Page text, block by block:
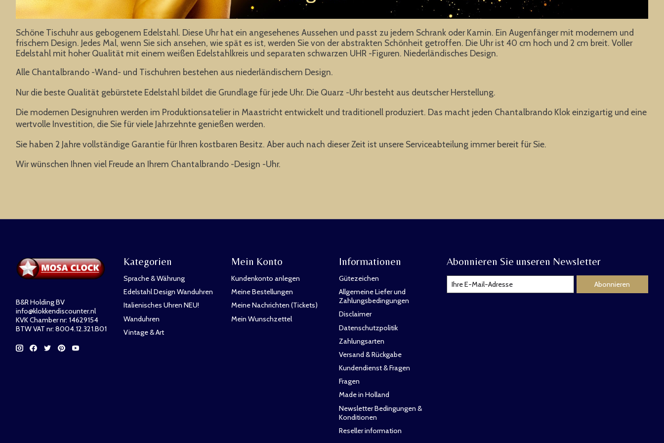
Schöne Tischuhr aus gebogenem Edelstahl. Diese Uhr hat ein angesehenes Aussehen und passt zu jedem Schrank oder Kamin. Ein Augenfänger mit modernem und
frischem Design. Jedes Mal, wenn Sie sich ansehen, wie spät es ist, werden Sie von der abstrakten Schönheit getroffen. Die Uhr ist 40 cm hoch und 2 cm breit. Voller
Edelstahl mit hoher Qualität mit einem weißen Edelstahlkreis und separaten schwarzen UHR -Figuren. Niederländisches Design.
Alle Chantalbrando -Wand- und Tischuhren bestehen aus niederländischem Design.
Nur die beste Qualität gebürstete Edelstahl bildet die Grundlage für jede Uhr. Die Quarz -Uhr besteht aus deutscher Herstellung.
Die modernen Designuhren werden im Produktionsatelier in Maastricht entwickelt und traditionell produziert. Das macht jeden Chantalbrando Klok einzigartig und eine
wertvolle Investition, die Sie für viele Jahrzehnte genießen werden.
Sie haben 2 Jahre vollständige Garantie für Ihren kostbaren Besitz. Aber auch nach dieser Zeit ist unsere Serviceabteilung immer bereit für Sie.
Wir wünschen Ihnen viel Freude an Ihrem Chantalbrando -Design -Uhr.
B&R Holding BV
info@klokkendiscounter.nl
KVK Chamber nr: 14629154
BTW VAT nr: 8004.12.321.B01
Kategorien
Sprache & Währung
Edelstahl Design Wanduhren
Italienisches Uhren NEU!
Wanduhren
Vintage & Art
Mein Konto
Kundenkonto anlegen
Meine Bestellungen
Meine Nachrichten (Tickets)
Mein Wunschzettel
Informationen
Gütezeichen
Allgemeine Liefer und
Zahlungsbedingungen
Disclaimer
Datenschutzpolitik
Zahlungsarten
Versand & Rückgabe
Kundendienst & Fragen
Fragen
Made in Holland
Newsletter Bedingungen &
Konditionen
Reseller information
Abonnieren Sie unseren Newsletter
Abonnieren